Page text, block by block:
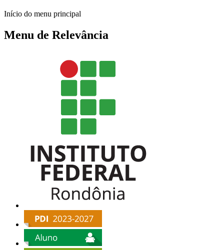
Início do menu principal
Menu de Relevância